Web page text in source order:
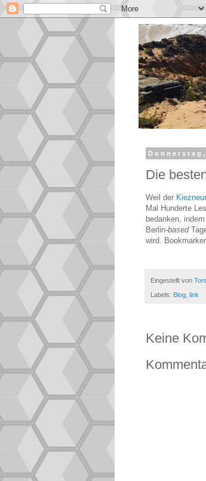
Die
Weil der
Mal Hunderte
bedanken,
Berlin-based
wird.
Eingestellt von
Labels: Blog link
Keine